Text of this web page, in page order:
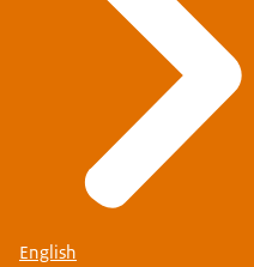
English